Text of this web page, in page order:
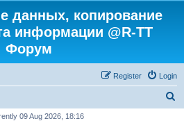
данных, копирование
информации @R-TT
Форум
Login
Register
09 Aug 2026, 18:16